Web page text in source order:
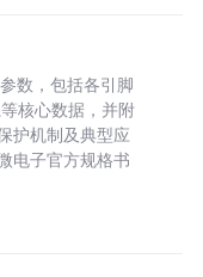
数，包括各引脚
核心数据，并附
护机制及典型应
电子官方规格书